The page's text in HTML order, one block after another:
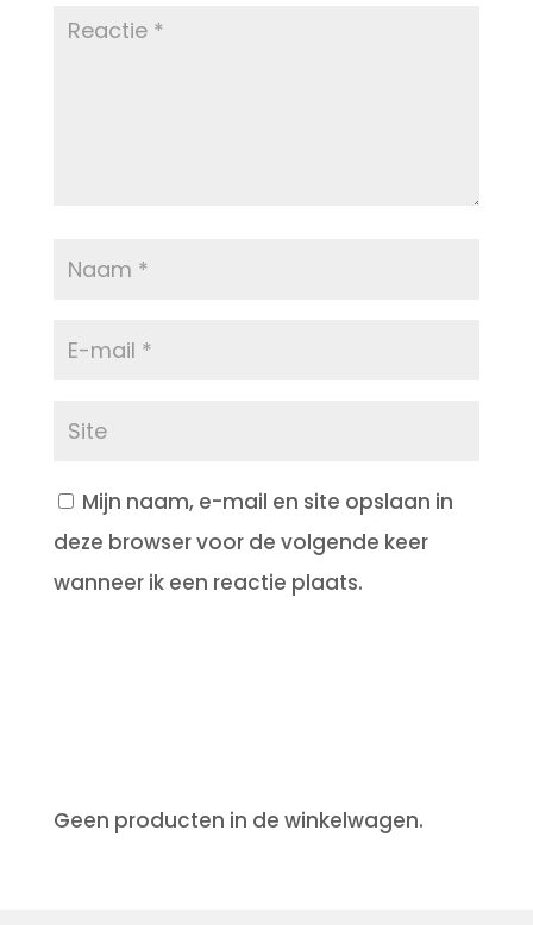
Mijn naam, e-mail en site opslaan in
deze browser voor de volgende keer
wanneer ik een reactie plaats.
Geen producten in de winkelwagen.